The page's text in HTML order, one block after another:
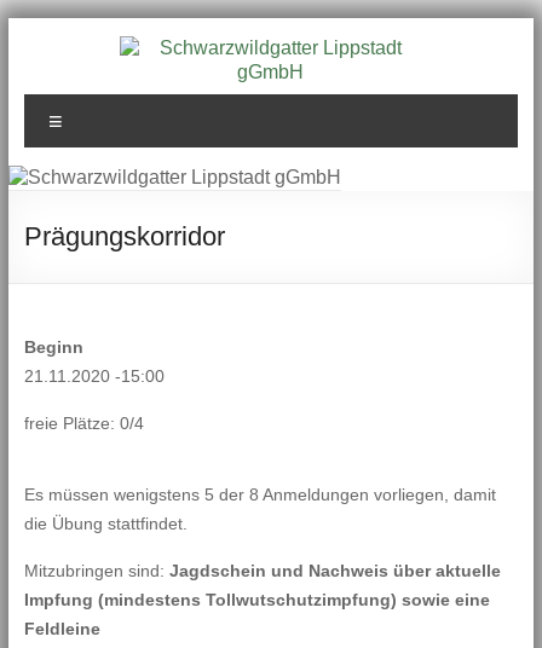
Schwarzwildgatter
Lippstadt gGmbH
Prägungskorridor
Beginn
21.11.2020 -15:00
freie Plätze: 0/4
Es müssen wenigstens 5 der 8 Anmeldungen vorliegen, damit
die Übung stattfindet.
Mitzubringen sind: Jagdschein und Nachweis über aktuelle
Impfung (mindestens Tollwutschutzimpfung) sowie eine
Feldleine